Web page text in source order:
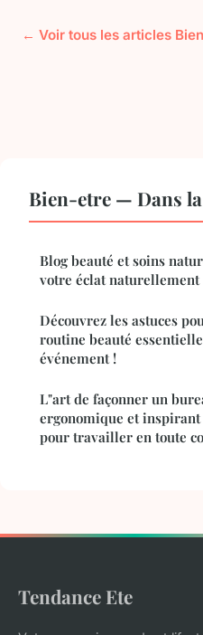
← Voir tous les articles
Bien-etre — Dans
Blog beauté et soins
votre éclat naturellement
Découvrez les astuces
routine beauté
événement !
L"art de façonner un
ergonomique et
pour travailler en toute
Tendance Ete